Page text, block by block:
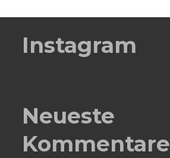
Instagram
Neueste
Kommentare